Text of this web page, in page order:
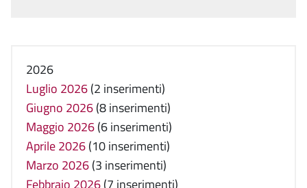
2026
Luglio 2026(2 inserimenti)
Giugno 2026(8 inserimenti)
Maggio 2026(6 inserimenti)
Aprile 2026(10 inserimenti)
Marzo 2026(3 inserimenti)
Febbraio 2026(7 inserimenti)